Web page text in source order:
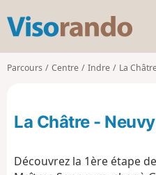
s
o
d
Parcours Centre Indre La
La Châtre -
Découvrez la 1ère étape